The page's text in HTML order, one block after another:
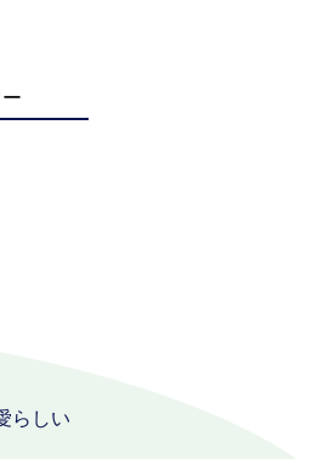
らしい